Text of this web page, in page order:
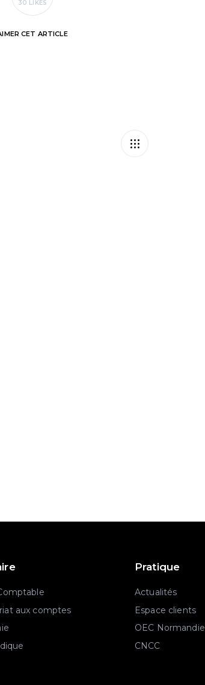
30 LIKES
CET ARTICLE
aux comptes
Pratique
Actualités
Espace clients
OEC Normandie
CNCC